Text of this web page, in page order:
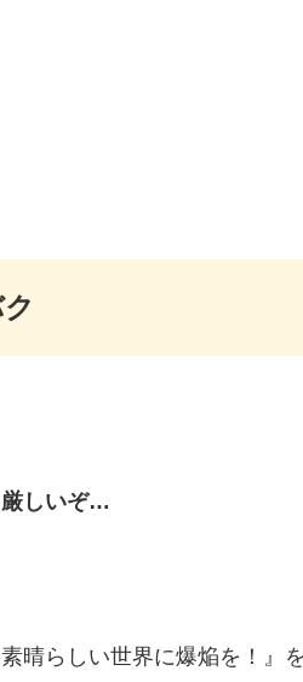
厳しいぞ…
晴らしい世界に爆焔を！』